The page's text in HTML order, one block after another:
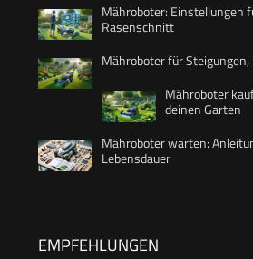
Mähroboter: Einstellungen
Rasenschnitt
Mähroboter für
Mähroboter
deinen Garten
Mähroboter warten:
Lebensdauer
EMPFEHLUNGEN